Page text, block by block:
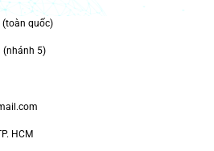
(toàn quốc)
(nhánh 5)
HCM